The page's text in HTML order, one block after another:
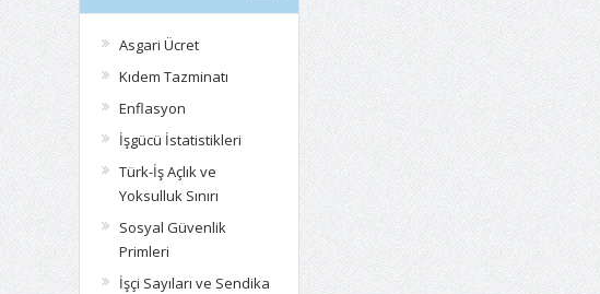
Asgari Ücret
Kıdem Tazminatı
Enflasyon
İşgücü İstatistikleri
Türk-İş Açlık ve
Yoksulluk Sınırı
Sosyal Güvenlik
Primleri
İşçi Sayıları ve Sendika